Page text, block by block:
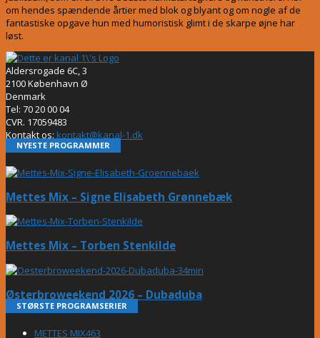
om hendes spændende årtier med blok og blyant og om nogle af de
fantastiske opgave hun med humoristisk glimt i de skarpe øjne har
løst.
Aldersrogade 6C, 3
2100 København Ø
Denmark
Tel: 70 20 00 04
CVR. 17059483
Kontakt os: kontakt@kanal-1.dk
NYESTE PROGRAMMER
Mettes Mix – Signe Elisabeth Grønnebæk
Mettes Mix – Torben Stenkilde
Østerbroweekend 2026 – Dubaduba
STØRSTE PROGRAMSERIER
METTES MIX463